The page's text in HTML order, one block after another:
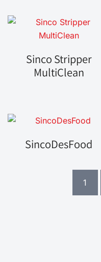
Sinco Stripper
MultiClean
SincoDesFood
1